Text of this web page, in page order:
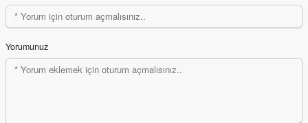
Yorumunuz